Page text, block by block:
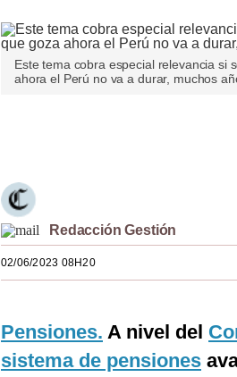
Este tema cobra especial relevancia si
ahora el Perú no va a durar, muchos
Redacción Gestión
02/06/2023 08H20
Pensiones. A nivel del
sistema de pensiones